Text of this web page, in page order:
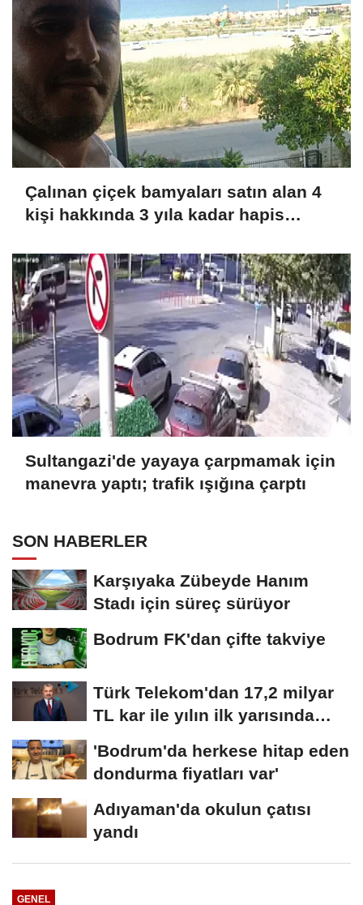
Çalınan çiçek bamyaları satın alan 4
kişi hakkında 3 yıla kadar hapis
Sultangazi'de yayaya çarpmamak için
manevra yaptı; trafik ışığına çarptı
SON HABERLER
Karşıyaka Zübeyde Hanım
Stadı için süreç sürüyor
Bodrum FK'dan çifte takviye
Türk Telekom'dan 17,2 milyar
TL kar ile yılın ilk yarısında
'Bodrum'da herkese hitap eden
dondurma fiyatları var'
Adıyaman'da okulun çatısı
yandı
GENEL